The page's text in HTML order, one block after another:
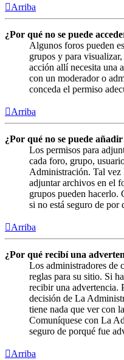
Arriba
¿Por qué no se puede
Algunos foros pueden
grupos y para
acción allí necesita una
con un moderador o
conceda el permiso
Arriba
¿Por qué no se puede
Los permisos para
cada foro, grupo,
Administración. Tal
adjuntar archivos en el
grupos pueden
si no está seguro de por
Arriba
¿Por qué recibí una
Los administradores de
reglas para su sitio. Si
recibir una advertencia.
decisión de La
tiene nada que ver con
Comuníquese con La
seguro de porqué fue
Arriba